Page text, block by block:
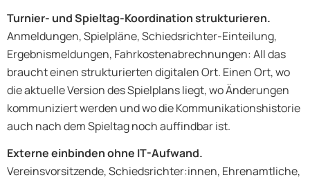
Turnier- und Spieltag-Koordination strukturieren.
Anmeldungen, Spielpläne, Schiedsrichter-Einteilung,
Ergebnismeldungen, Fahrkostenabrechnungen: All das
braucht einen strukturierten digitalen Ort. Einen Ort, wo
die aktuelle Version des Spielplans liegt, wo Änderungen
kommuniziert werden und wo die Kommunikationshistorie
auch nach dem Spieltag noch auffindbar ist.
Externe einbinden ohne IT-Aufwand.
Vereinsvorsitzende, Schiedsrichter:innen, Ehrenamtliche,